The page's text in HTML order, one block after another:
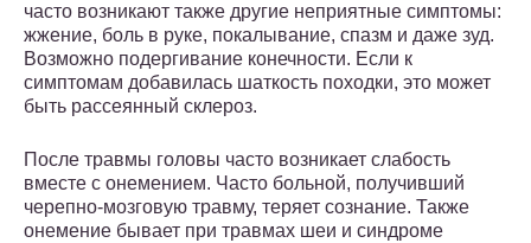
часто возникают также другие неприятные симптомы:
жжение, боль в руке, покалывание, спазм и даже зуд.
Возможно подергивание конечности. Если к
симптомам добавилась шаткость походки, это может
быть рассеянный склероз.
После травмы головы часто возникает слабость
вместе с онемением. Часто больной, получивший
черепно-мозговую травму, теряет сознание. Также
онемение бывает при травмах шеи и синдроме